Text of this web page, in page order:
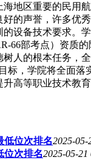
地区重要的民
的声誉，许多
设备技术要求
66部考点）资
人的根本任务，
，学院将全面
高等职业技术教
低位次排名2025-05-
位次排名2025-05-21